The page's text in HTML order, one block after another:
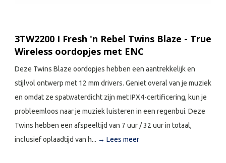
3TW2200 I Fresh 'n Rebel Twins Blaze - True
Wireless oordopjes met ENC
Deze Twins Blaze oordopjes hebben een aantrekkelijk en
stijlvol ontwerp met 12 mm drivers. Geniet overal van je muziek
en omdat ze spatwaterdicht zijn met IPX4-certificering, kun je
probleemloos naar je muziek luisteren in een regenbui. Deze
Twins hebben een afspeeltijd van 7 uur / 32 uur in totaal,
inclusief oplaadtijd van h... → Lees meer